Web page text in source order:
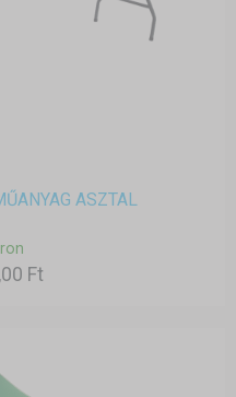
ASZTAL
Ft